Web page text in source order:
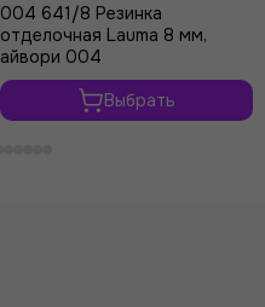
004 641/8 Резинка
отделочная Lauma 8 мм,
айвори 004
Выбрать